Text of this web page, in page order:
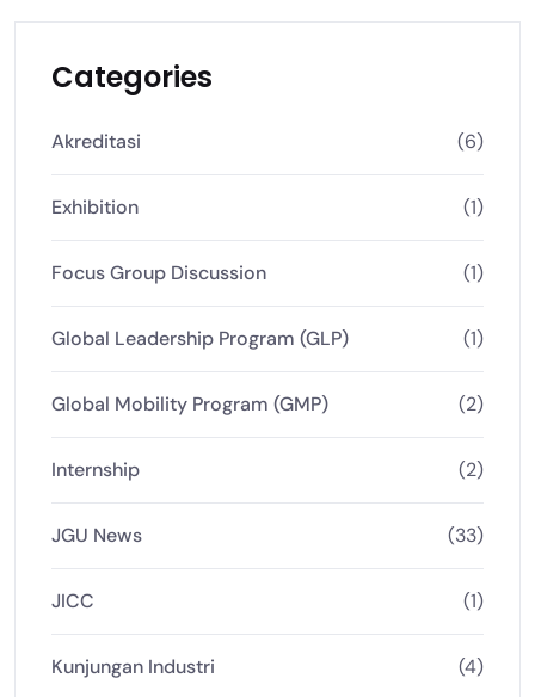
Categories
Akreditasi (6)
Exhibition (1)
Focus Group Discussion (1)
Global Leadership Program (GLP) (1)
Global Mobility Program (GMP) (2)
Internship (2)
JGU News (33)
JICC (1)
Kunjungan Industri (4)